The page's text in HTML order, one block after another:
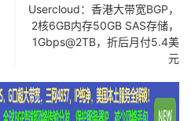
Usercloud：香港大带宽BGP，
2核6GB内存50GB SAS存储，
1Gbps@2TB，折后月付5.4美
元